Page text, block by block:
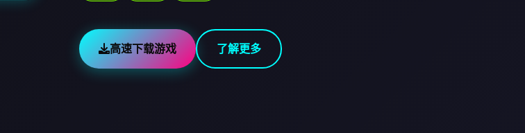
高速下载游戏 了解更多